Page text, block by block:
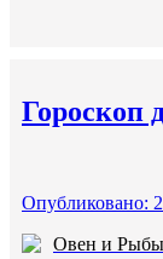
Гороскоп
Опубликовано:
Овен и